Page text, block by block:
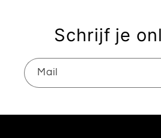
Schrijf je
Mail